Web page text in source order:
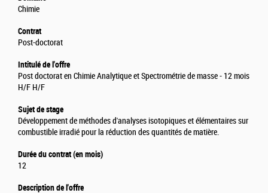
Chimie
Contrat
Post-doctorat
Intitulé de l'offre
Post doctorat en Chimie Analytique et Spectrométrie de masse - 12 mois
H/F H/F
Sujet de stage
Développement de méthodes d'analyses isotopiques et élémentaires sur
combustible irradié pour la réduction des quantités de matière.
Durée du contrat (en mois)
12
Description de l'offre